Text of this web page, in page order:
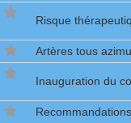
Risque
Artères tous
Inauguration du